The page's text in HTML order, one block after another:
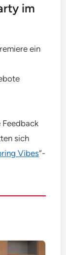
im
ein
sich
Vibes“-